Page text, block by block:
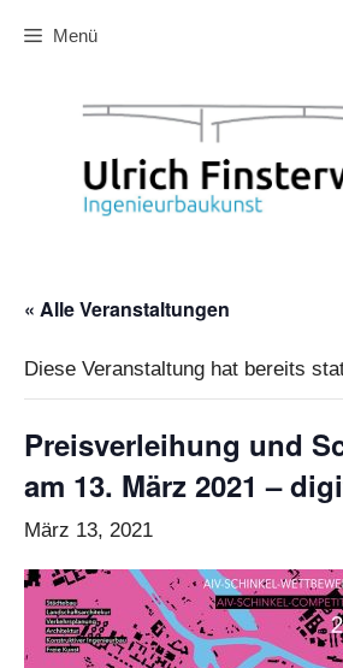
Inhalt Menü
« Alle Veranstaltungen
Diese Veranstaltung hat bereits
Preisverleihung und
am 13. März 2021 –
März 13, 2021